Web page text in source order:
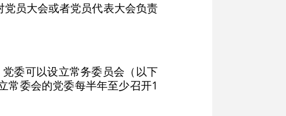
员大会或者党员代表大会负责
委可以设立常务委员会（以下
常委会的党委每半年至少召开1